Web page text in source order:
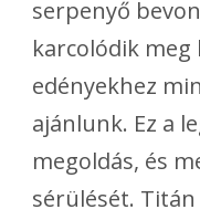
serpenyő
karcolódik
edényekhez
ajánlunk. Ez a
megoldás, és
sérülését.